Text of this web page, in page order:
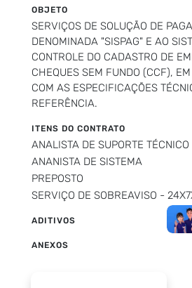
OBJETO
SERVIÇOS DE SOLUÇÃO DE
DENOMINADA "SISPAG" E AO
CONTROLE DO CADASTRO DE
CHEQUES SEM FUNDO (CCF),
COM AS ESPECIFICAÇÕES
REFERÊNCIA.
ITENS DO CONTRATO
ANALISTA DE SUPORTE TÉCNICO
ANANISTA DE SISTEMA
PREPOSTO
SERVIÇO DE SOBREAVISO -
ADITIVOS
ANEXOS